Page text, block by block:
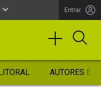
Entrar
AUTORES